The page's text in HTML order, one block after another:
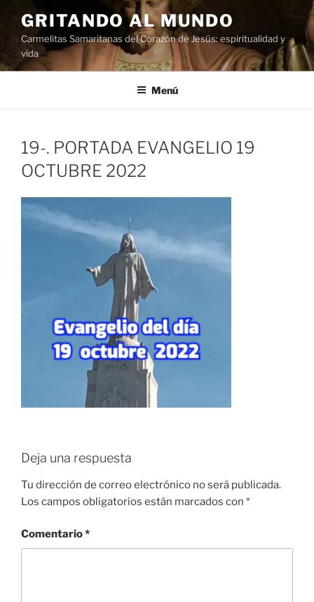
al
contenido
GRITANDO AL MUNDO
Carmelitas Samaritanas del Corazón de Jesús: espiritualidad y
vida
Menú
19-. PORTADA EVANGELIO 19
OCTUBRE 2022
Deja una respuesta
Tu dirección de correo electrónico no será publicada.
Los campos obligatorios están marcados con *
Comentario*